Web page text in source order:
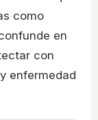
como
en
con
enfermedad